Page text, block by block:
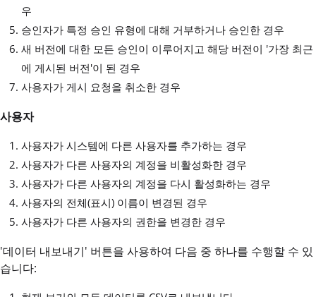
우
승인자가 특정 승인 유형에 대해 거부하거나 승인한 경우
새 버전에 대한 모든 승인이 이루어지고 해당 버전이 '가장 최근
에 게시된 버전'이 된 경우
사용자가 게시 요청을 취소한 경우
사용자
사용자가 시스템에 다른 사용자를 추가하는 경우
사용자가 다른 사용자의 계정을 비활성화한 경우
사용자가 다른 사용자의 계정을 다시 활성화하는 경우
사용자의 전체(표시) 이름이 변경된 경우
사용자가 다른 사용자의 권한을 변경한 경우
'데이터 내보내기' 버튼을 사용하여 다음 중 하나를 수행할 수 있
습니다: